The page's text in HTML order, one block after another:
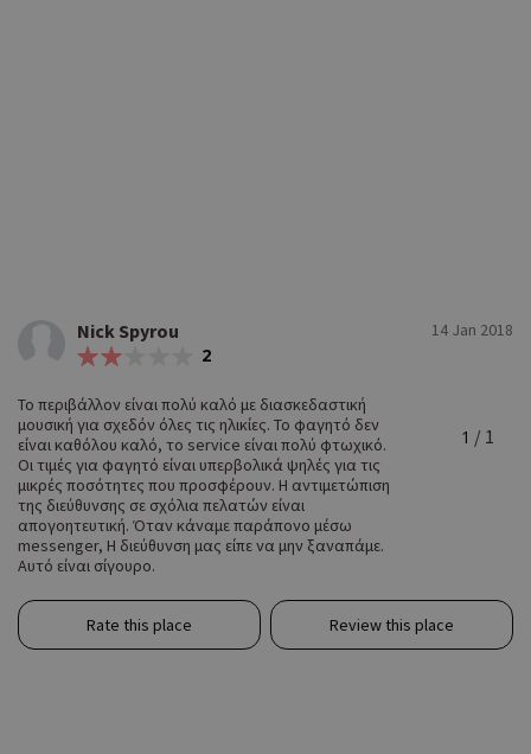
Nick Spyrou
2
14 Jan 2018
Το περιβάλλον είναι πολύ καλό με διασκεδαστική
μουσική για σχεδόν όλες τις ηλικίες. Το φαγητό δεν
είναι καθόλου καλό, το service είναι πολύ φτωχικό.
Οι τιμές για φαγητό είναι υπερβολικά ψηλές για τις
μικρές ποσότητες που προσφέρουν. Η αντιμετώπιση
της διεύθυνσης σε σχόλια πελατών είναι
απογοητευτική. Όταν κάναμε παράπονο μέσω
messenger, Η διεύθυνση μας είπε να μην ξαναπάμε.
Αυτό είναι σίγουρο.
1 / 1
Rate this place Review this place